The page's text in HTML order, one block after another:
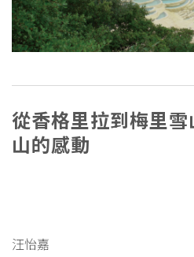
從香格里拉到梅里
山的感動
汪怡嘉